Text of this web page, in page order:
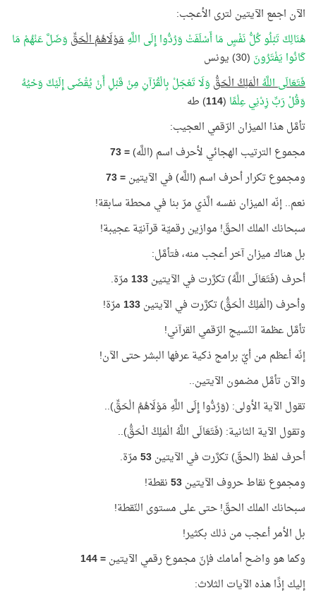
الآن اجمع الآيتين لترى الأعجب:
هُنَالِكَ تَبْلُو كُلُّ نَفْسٍ مَا أَسْلَفَتْ وَرُدُّوا إِلَى اللَّهِمَوْلَاهُمُ الْحَقِّ وَضَلَّ عَنْهُمْ مَا
كَانُوا يَفْتَرُونَ (30) يونس
فَتَعَالَى اللَّهُالْمَلِكُ الْحَقُّ وَلَا تَعْجَلْ بِالْقُرْآنِ مِنْ قَبْلِ أَنْ يُقْضَى إِلَيْكَ وَحْيُهُ
وَقُلْ رَبِّ زِدْنِي عِلْمًا (
114) طه
تأمَّل هذا الميزان الرّقمي العجيب:
مجموع الترتيب الهجائي لأحرف اسم (اللَّه)=
73
ومجموع تكرار أحرف اسم (اللَّه) في الآيتين=
73
نعم.. إنّه الميزان نفسه الَّذي مرّ بنا في محطة سابقة!
سبحانك الملك الحقّ! موازين رقميّة قرآنيّة عجيبة!
بل هناك ميزان آخر أعجب منه، فتأمَّل:
أحرف (فَتَعَالَى اللَّهُ) تكرَّرت في الآيتين133مرّة.
وأحرف (الْمَلِكُ الْحَقُّ) تكرَّرت في الآيتين133مرّة!
تأمَّل عظمة النّسيج الرّقمي القرآني!
إنّه أعظم من أيّ برامج ذكية عرفها البشر حتى الآن!
والآن تأمَّل مضمون الآيتين..
تقول الآية الأولى: (وَرُدُّوا إِلَى اللَّهِ مَوْلَاهُمُ الْحَقِّ)..
وتقول الآية الثانية: (فَتَعَالَى اللَّهُ الْمَلِكُ الْحَقُّ)..
أحرف لفظ (الحقّ) تكرَّرت في الآيتين53مرّة.
ومجموع نقاط حروف الآيتين53نقطة!
سبحانك الملك الحقّ! حتى على مستوى النّقطة!
بل الأمر أعجب من ذلك بكثير!
وكما هو واضح أمامك فإنّ مجموع رقمي الآيتين=
144
إليك إذًا هذه الآيات الثلاث: